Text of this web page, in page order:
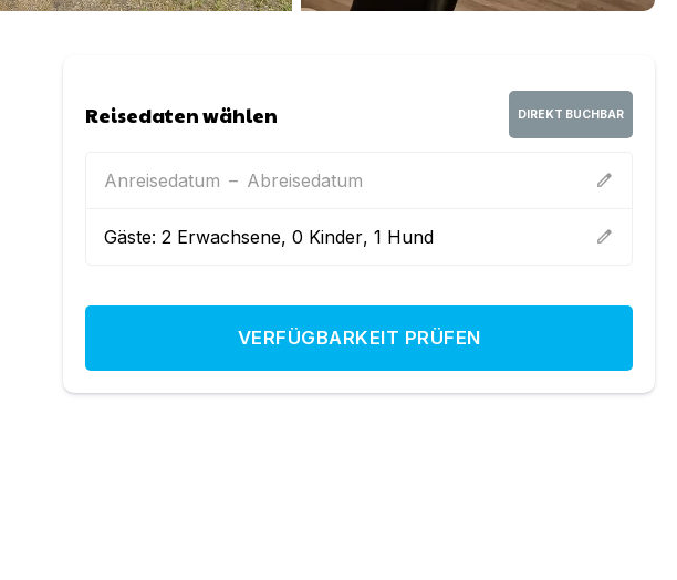
Reisedaten wählen DIREKT BUCHBAR
Anreisedatum – Abreisedatum edit
Gäste:2 Erwachsene,0 Kinder,1 Hund edit
VERFÜGBARKEIT PRÜFEN